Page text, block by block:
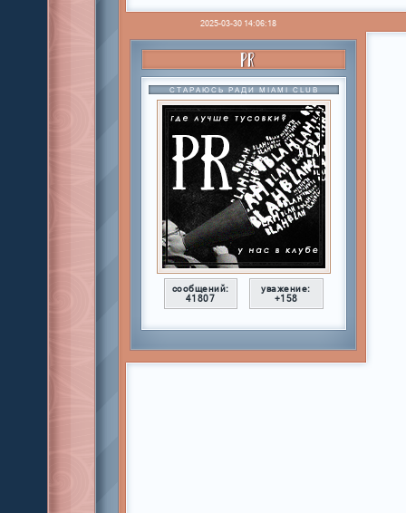
2025-03-30 14:06:18
PR
СТАРАЮСЬ РАДИ MIAMI CLUB
сообщений:
41807
уважение:
+158